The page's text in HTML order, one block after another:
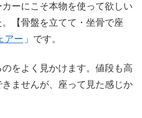
ーにこそ本物を使って欲しい
【骨盤を立てて・坐骨で座
アー 」です。
をよく見かけます。値段も高
ませんが、座って見た感じか